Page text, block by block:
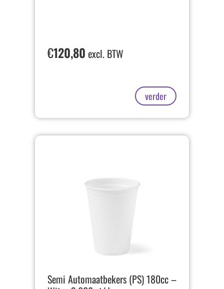
€120,80 excl. BTW
verder
Semi Automaatbekers (PS) 180cc –